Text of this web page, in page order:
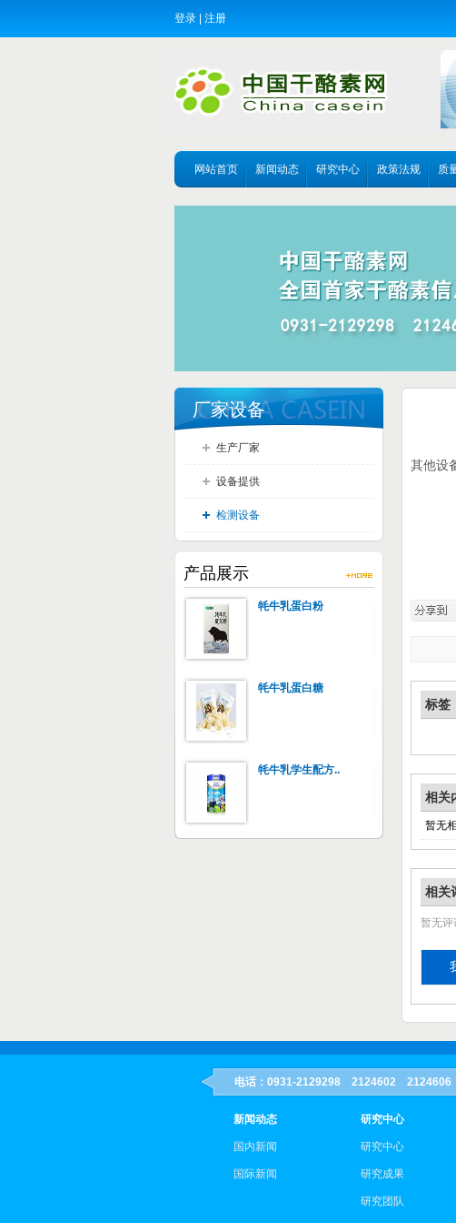
登录 注册
网站首页 新闻动态 研究中心 政策法规 质
厂家设备
生产厂家
设备提供
检测设备
产品展示
牦牛乳蛋白粉
牦牛乳蛋白糖
牦牛乳学生配方..
其他设
标签
相关
暂无
相关
暂无评
电话：0931-2129298 2124602
新闻动态
国内新闻
国际新闻
研究中心
研究中心
研究成果
研究团队